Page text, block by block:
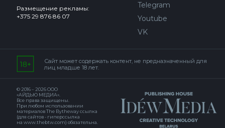
Размещение рекламы:
+375 29 876 86 07
Telegram
Youtube
VK
Сайт может содержать контент, не предназначенный для
лиц младше 18 лет.
© 2016 – 2026 ООО
«АЙДЬЮ МЕДИА».
Все права защищены.
При любом использовании
материалов The Bytheway ссылка
(для сайтов - гиперссылка
на www.thebtw.com) обязательна.